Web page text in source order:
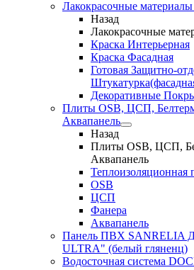
Лакокрасочные
Назад
Лакокрасочные
Краска Интерьерная
Краска Фасадная
Готовая Защитно-
Декоративные
Плиты OSB, ЦСП,
Аквапанель
Назад
Плиты OSB, ЦСП,
Аквапанель
Теплоизоляционная
OSB
ЦСП
Фанера
Аквапанель
Панель ПВХ SANRELIA
ULTRA" (белый гляненц)
Водосточная система